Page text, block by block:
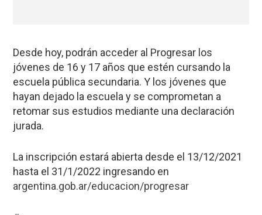
Desde hoy, podrán acceder al Progresar los
jóvenes de 16 y 17 años que estén cursando la
escuela pública secundaria. Y los jóvenes que
hayan dejado la escuela y se comprometan a
retomar sus estudios mediante una declaración
jurada.
La inscripción estará abierta desde el 13/12/2021
hasta el 31/1/2022 ingresando en
argentina.gob.ar/educacion/progresar